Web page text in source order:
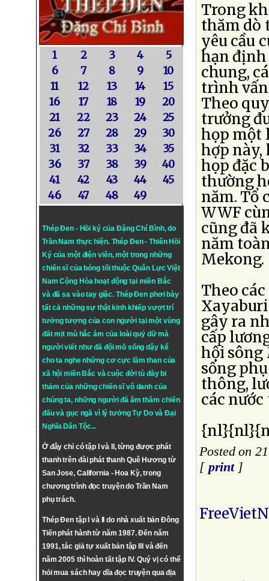
1 2 3 4
5
6
7 8 9
10
11
12 13 14
15
16
17 18 19
20
21
22 23 24
25
26
27 28 29
30
31
32 33 34
35
36
37 38 39
40
41
42 43 44
45
46
47 48 49
Thép Đen - Hồi ký của Đặng Chí Bình, do
Trần Nam thực hiện. Thép Đen- Thiên Hồi
Ký của một điện viên, một trong những
chiến sĩ của bóng tối thuộc Quân Lực Việt
Nam Cộng Hòa hoạt động tại miền Bắc
và đã sa vào tay giặc. Thép Đen phơi bày
tất cả những sự thật kinh khiếp vượt trí
tưởng tượng của con người tại một vùng
đất mịt mù hắc ám của loài quỷ dữ mà
người viết như đã đội mồ sống dậy kể
cho ta nghe những cơ cực lầm than của
xã hội miền Bắc và cuộc đời tù đày bi
thảm của những chiến sĩ vô danh của
chúng ta, những người đã âm thầm chiến
đấu và gục ngã vì lý tưởngTự DovàĐại
Nghĩa Dân Tộc...
Ở đây chỉ có tập I và II, từng được phát
thanh trên đài phát thanh Quê Hương từ
San Jose, California - Hoa Kỳ, trong
chương trình đọc truyện do Trần Nam
phụ trách.
Thép Đen tập I và II do nhà xuất bản Đông
Tiến phát hành từ năm 1987. Đến năm
1991, tác giả tự xuất bản tập III và đến
năm 2005 thì hoàn tất tập IV. Quý vị có thể
hỏi mua sách hay dĩa đọc truyện qua địa
Trong
thăm dò
yêu cầu
hạn định
chung,
trình vấn
Theo
trưởng
họp một
hợp này,
họp đặc
thường
năm. Tổ
WWF
cũng đã
năm
Mekong.
Theo
Xayaburi
gây ra
cấp
hội sông
sống
thông,
các
Posted on
[ print]